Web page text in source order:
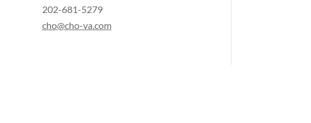
202-681-5279
cho@cho-va.com